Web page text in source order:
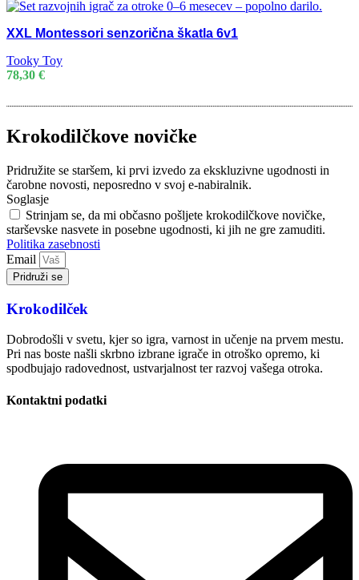
XXL Montessori senzorična škatla 6v1
Tooky Toy
78,30 €
Krokodilčkove novičke
Pridružite se staršem, ki prvi izvedo za ekskluzivne ugodnosti in
čarobne novosti, neposredno v svoj e-nabiralnik.
Soglasje
Strinjam se, da mi občasno pošljete krokodilčkove novičke,
starševske nasvete in posebne ugodnosti, ki jih ne gre zamuditi.
Politika zasebnosti
Email
Pridruži se
Krokodilček
Dobrodošli v svetu, kjer so igra, varnost in učenje na prvem mestu.
Pri nas boste našli skrbno izbrane igrače in otroško opremo, ki
spodbujajo radovednost, ustvarjalnost ter razvoj vašega otroka.
Kontaktni podatki